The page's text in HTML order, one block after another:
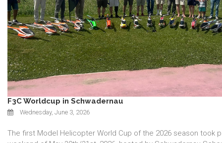
F3C Worldcup in Schwadernau
Wednesday, June 3, 2026
The first Model Helicopter World Cup of the 2026 season took